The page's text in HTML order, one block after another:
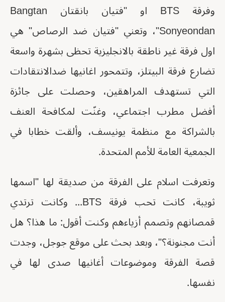
وفرقة BTS او "فتيان بانقتان Bangtan
Sonyeondan"، وتعني "فتيان ضد الرصاص" هي
اول فرقة غير ناطقة بالانجليزية تحظى بشهرة واسعة
تضارع فرقة البيتلز، وتتمحور اغانيها ضدالانتقادات
التي تستهدف المراهقين، وحصلت على جائزة
أفضل مطرب اجتماعي، وغنّت لمكافحة العنف
بالشراكة مع منظمة يونيسف، وألقت خطابا في
الجمعية العامة للأمم المتحدة.
وتعرفت اسلام على الفرقة من صديقة لها "اسمها
ثويبة، كانت تحب فرقة BTS... وكانت ترتدي
قمصانهم وتصمم أزياءهم وكنت أقول: ما هذا؟ هل
أنت مجنونة؟"، وبعد بحث على موقع جوجل، وجدت
قصة الفرقة وموضوعات أغانيها صدى لها في
نفسها.